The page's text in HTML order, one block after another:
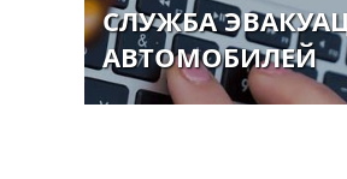
СЛУЖБА
АВТОМОБИЛЕЙ